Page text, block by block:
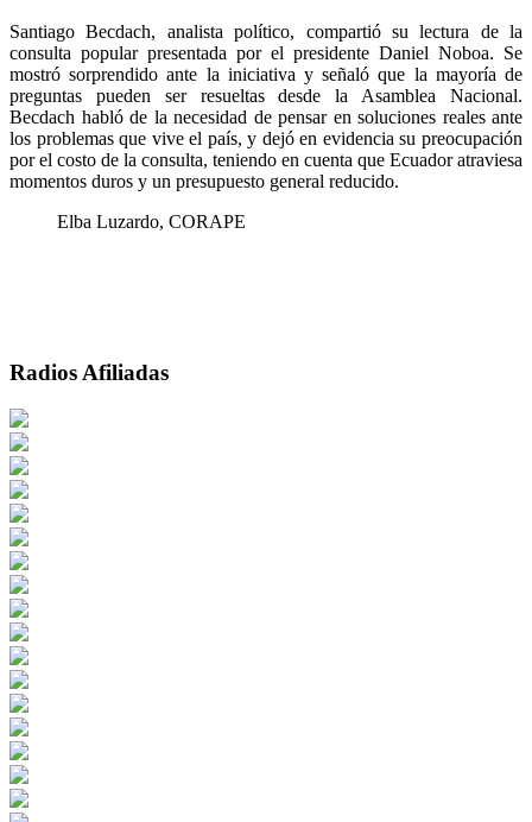
Santiago Becdach, analista político, compartió su lectura de la
consulta popular presentada por el presidente Daniel Noboa. Se
mostró sorprendido ante la iniciativa y señaló que la mayoría de
preguntas pueden ser resueltas desde la Asamblea Nacional.
Becdach habló de la necesidad de pensar en soluciones reales ante
los problemas que vive el país, y dejó en evidencia su preocupación
por el costo de la consulta, teniendo en cuenta que Ecuador atraviesa
momentos duros y un presupuesto general reducido.
Elba Luzardo, CORAPE
Radios Afiliadas